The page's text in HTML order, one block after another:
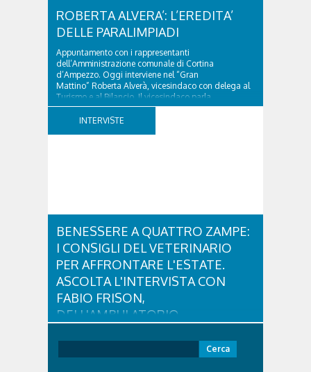
ROBERTA ALVERA’: L’EREDITA’
DELLE PARALIMPIADI
Appuntamento con i rappresentanti
dell’Amministrazione comunale di Cortina
d’Ampezzo. Oggi interviene nel “Gran
Mattino” Roberta Alverà, vicesindaco con delega al
Turismo e al Bilancio. Il vicesindaco parla
dell'eredità delle Paralimpiadi Milano Cortina 2026,
di accessibilità e di come...
INTERVISTE
BENESSERE A QUATTRO ZAMPE:
I CONSIGLI DEL VETERINARIO
PER AFFRONTARE L'ESTATE.
ASCOLTA L'INTERVISTA CON
FABIO FRISON,
DELL'AMBULATORIO
per: